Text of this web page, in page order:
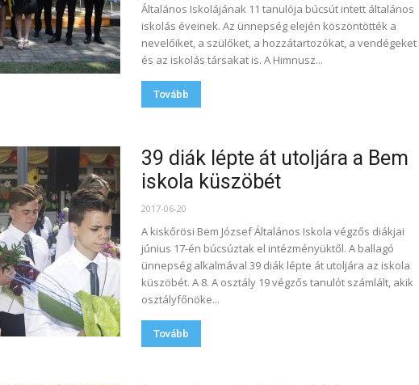
Általános Iskolájának 11 tanulója búcsút intett általános
iskolás éveinek. Az ünnepség elején köszöntötték a
nevelőiket, a szülőket, a hozzátartozókat, a vendégeket
és az iskolás társakat is. A Himnusz...
Tovább
39 diák lépte át utoljára a Bem
iskola küszöbét
2017-06-20
A kiskőrösi Bem József Általános Iskola végzős diákjai
június 17-én búcsúztak el intézményüktől. A ballagó
ünnepség alkalmával 39 diák lépte át utoljára az iskola
küszöbét. A 8. A osztály 19 végzős tanulót számlált, akik
osztályfőnöke...
Tovább